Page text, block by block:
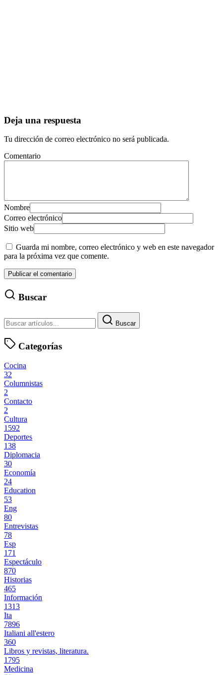
Deja una respuesta
Tu dirección de correo electrónico no será publicada.
Comentario
Nombre
Correo electrónico
Sitio web
Guarda mi nombre, correo electrónico y web en este navegador
para la próxima vez que comente.
Buscar
Buscar
Categorías
Cocina
32
Columnistas
2
Contacto
2
Cultura
1592
Deportes
138
Diplomacia
30
Economía
24
Education
53
Eng
80
Entrevistas
78
Esp
171
Espectáculo
870
Historias
465
Información
1313
Ita
7896
Italiani all'estero
360
Libros y revistas, literatura.
1795
Medicina